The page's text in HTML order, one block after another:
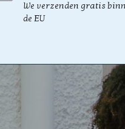
We verzenden gratis
de EU